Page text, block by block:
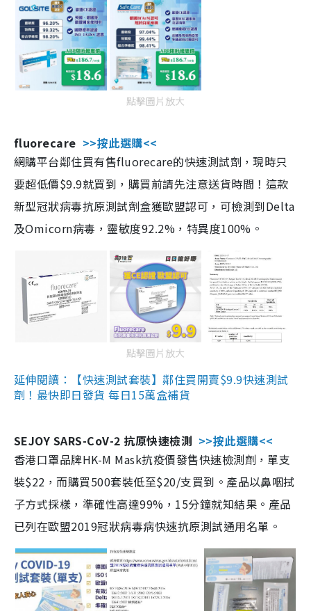
點擊圖片放大
fluorecare >>按此選購<<
網購平台鄰住買有售fluorecare的快速測試劑，現時只
要超低價$9.9就買到，購買前請先注意送貨時間！這款
新型冠狀病毒抗原測試劑盒獲歐盟認可，可檢測到Delta
及Omicorn病毒，靈敏度92.2%，特異度100%。
點擊圖片放大
延伸閱讀：【快速測試套裝】鄰住買開賣$9.9快速測試
劑！最快即日發貨 每日15萬盒補貨
SEJOY SARS-CoV-2 抗原快速檢測 >>按此選購<<
香港口罩品牌HK-M Mask抗疫價發售快速檢測劑，單支
裝$22，而購買500套裝低至$20/支買到。產品以鼻咽拭
子方式採樣，準確性高達99%，15分鐘就知結果。產品
已列在歐盟2019冠狀病毒病快速抗原測試通用名單。